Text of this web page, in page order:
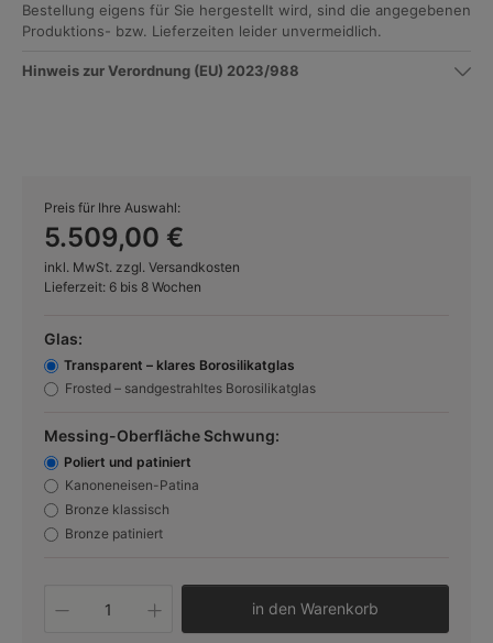
Bestellung eigens für Sie hergestellt wird, sind die angegebenen
Produktions- bzw. Lieferzeiten leider unvermeidlich.
Hinweis zur Verordnung (EU) 2023/988
Preis für Ihre Auswahl:
5.509,00 €
inkl. MwSt. zzgl. Versandkosten
Lieferzeit: 6 bis 8 Wochen
Glas:
Transparent – klares Borosilikatglas
Frosted – sandgestrahltes Borosilikatglas
Messing-Oberfläche Schwung:
Poliert und patiniert
Kanoneneisen-Patina
Bronze klassisch
Bronze patiniert
Produkt Anzahl: Gib den
in den Warenkorb